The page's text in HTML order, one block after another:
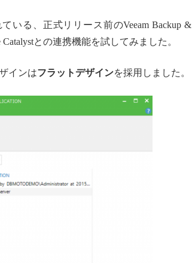
いる、正式リリース前のVeeam Backup &
との連携機能を試してみました。
インはフラットデザインを採用しました。